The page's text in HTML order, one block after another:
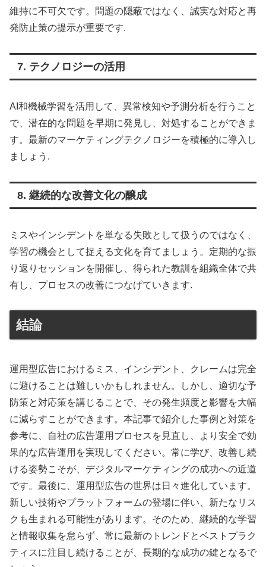
維持に不可欠です。問題の隠蔽ではなく、誠実な対応と再
発防止策の提示が重要です.
7. テクノロジーの活用
AI和機械学習を活用して、異常検知や予測分析を行うこと
で、潜在的な問題を早期に発見し、対処することができま
す。最新のマーケティングテクノロジーを積極的に導入し
ましょう .
8. 継続的な改善文化の醸成
ミスやインシデントを単なる失敗として扱うのではなく、
学習の機会として捉える文化を育てましょう。定期的な振
り返りセッションを開催し、得られた教訓を組織全体で共
有し、プロセスの改善につなげていきます.
結論
運用型広告におけるミス、インシデント、クレームは完全
に避けることは難しいかもしれません。しかし、適切な予
防策と対応策を講じることで、その発生頻度と影響を大幅
に減らすことができます。本記事で紹介した事例と対策を
参考に、自社の広告運用プロセスを見直し、より安全で効
果的な広告運用を実現してください。常に学び、改善し続
ける姿勢こそが、デジタルマーケティングの成功への近道
です。最後に、運用型広告の世界は日々進化しています。
新しい技術やプラットフォームの登場に伴い、新たなリス
クも生まれる可能性があります。そのため、継続的な学習
と情報収集を怠らず、常に最新のトレンドとベストプラク
ティスに注目し続けることが、長期的な成功の鍵となるで